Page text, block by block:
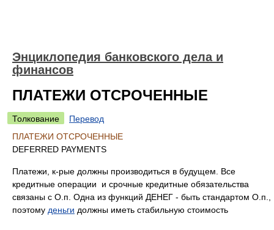
Энциклопедия банковского дела и
финансов
ПЛАТЕЖИ ОТСРОЧЕННЫЕ
Толкование
Перевод
ПЛАТЕЖИ ОТСРОЧЕННЫЕ
DEFERRED PAYMENTS
Платежи, к-рые должны производиться в будущем. Все
кредитные операции и срочные кредитные обязательства
связаны с О.п. Одна из функций ДЕНЕГ - быть стандартом О.п.,
поэтому деньги должны иметь стабильную стоимость